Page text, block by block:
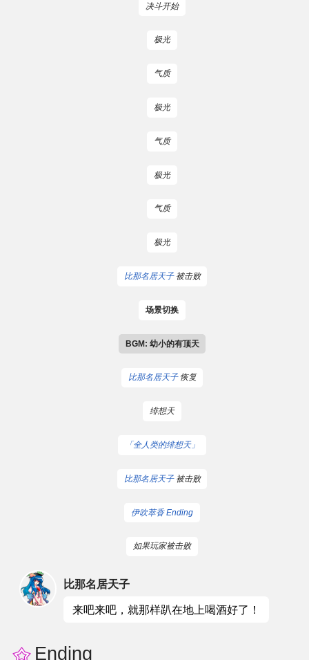
决斗开始
极光
气质
极光
气质
极光
气质
极光
比那名居天子被击败
场景切换
BGM: 幼小的有顶天
比那名居天子恢复
绯想天
「全人类的绯想天」
比那名居天子被击败
伊吹萃香 Ending
如果玩家被击败
比那名居天子
来吧来吧，就那样趴在地上喝酒好了！
Ending